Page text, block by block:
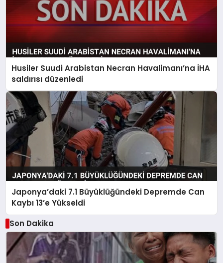
Husiler Suudi Arabistan Necran Havalimanı’na İHA
saldırısı düzenledi
Japonya’daki 7.1 Büyüklüğündeki Depremde Can
Kaybı 13’e Yükseldi
Son Dakika